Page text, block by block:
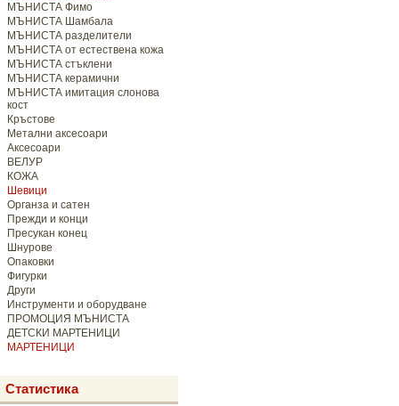
МЪНИСТА Фимо
МЪНИСТА Шамбала
МЪНИСТА разделители
МЪНИСТА от естествена кожа
МЪНИСТА стъклени
МЪНИСТА керамични
МЪНИСТА имитация слонова
кост
Кръстове
Метални аксесоари
Аксесоари
ВЕЛУР
КОЖА
Шевици
Органза и сатен
Прежди и конци
Пресукан конец
Шнурове
Опаковки
Фигурки
Други
Инструменти и оборудване
ПРОМОЦИЯ МЪНИСТА
ДЕТСКИ МАРТЕНИЦИ
МАРТЕНИЦИ
Статистика